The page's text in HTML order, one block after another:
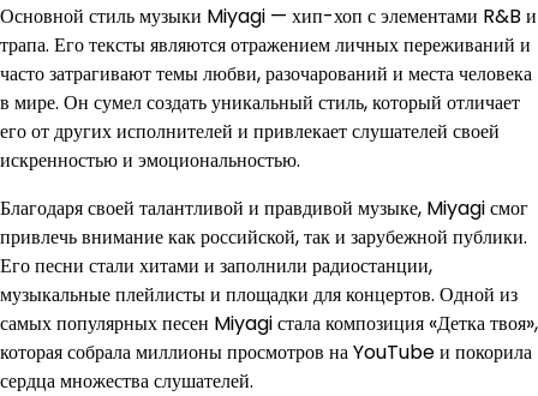
Основной стиль музыки Miyagi — хип-хоп с элементами R&B и
трапа. Его тексты являются отражением личных переживаний и
часто затрагивают темы любви, разочарований и места человека
в мире. Он сумел создать уникальный стиль, который отличает
его от других исполнителей и привлекает слушателей своей
искренностью и эмоциональностью.
Благодаря своей талантливой и правдивой музыке, Miyagi смог
привлечь внимание как российской, так и зарубежной публики.
Его песни стали хитами и заполнили радиостанции,
музыкальные плейлисты и площадки для концертов. Одной из
самых популярных песен Miyagi стала композиция «Детка твоя»,
которая собрала миллионы просмотров на YouTube и покорила
сердца множества слушателей.